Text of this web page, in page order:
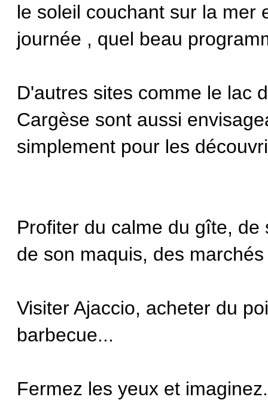
le soleil couchant sur la mer
journée , quel beau
D'autres sites comme le lac
Cargèse sont aussi
simplement pour les
Profiter du calme du gîte,
de son maquis, des
Visiter Ajaccio, acheter du
barbecue...
Fermez les yeux et